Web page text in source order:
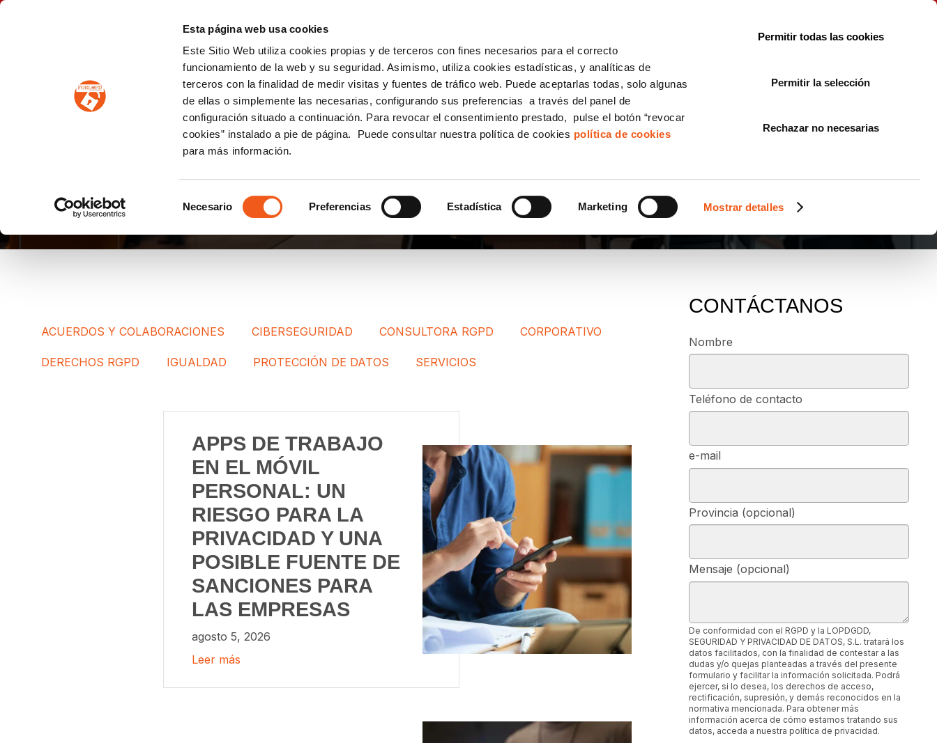
Esta página web usa cookies
Este Sitio Web utiliza cookies propias y de terceros con fines necesarios para el correcto
funcionamiento de la web y su seguridad. Asimismo, utiliza cookies estadísticas, y analíticas de
terceros con la finalidad de medir visitas y fuentes de tráfico web. Puede aceptarlas todas, solo algunas
de ellas o simplemente las necesarias, configurando sus preferencias a través del panel de
configuración situado a continuación. Para revocar el consentimiento prestado, pulse el botón “revocar
cookies” instalado a pie de página. Puede consultar nuestra política de cookies política de cookies
para más información.
de
Necesario Preferencias Estadística Marketing Mostrar detalles
Permitir todas las cookies
Permitir la selección
Rechazar no necesarias
PROTECCION DE DATOS IGUALDAD CONSULTORÍA ECOMMERCE LSSI CANAL DENUNCIAS
PROTECCIÓN DE DATOS
ACUERDOS Y COLABORACIONES CIBERSEGURIDAD CONSULTORA RGPD CORPORATIVO
DERECHOS RGPD IGUALDAD PROTECCIÓN DE DATOS SERVICIOS
APPS DE TRABAJO
EN EL MÓVIL
PERSONAL: UN
RIESGO PARA LA
PRIVACIDAD Y UNA
POSIBLE FUENTE DE
SANCIONES PARA
LAS EMPRESAS
agosto 5, 2026
Leer más
CONTÁCTANOS
Nombre
Teléfono de contacto
e-mail
Provincia (opcional)
Mensaje (opcional)
De conformidad con el RGPD y la LOPDGDD,
SEGURIDAD Y PRIVACIDAD DE DATOS, S.L. tratará los
datos facilitados, con la finalidad de contestar a las
dudas y/o quejas planteadas a través del presente
formulario y facilitar la información solicitada. Podrá
ejercer, si lo desea, los derechos de acceso,
rectificación, supresión, y demás reconocidos en la
normativa mencionada. Para obtener más
información acerca de cómo estamos tratando sus
datos, acceda a nuestra política de privacidad.